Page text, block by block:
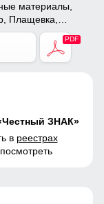
материалы,
Плащевка,
ЗНАК»
в реестрах